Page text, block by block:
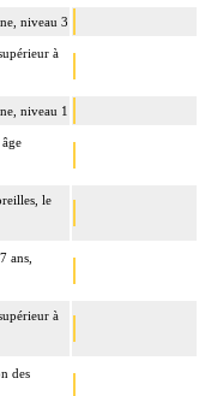
niveau 3
à
niveau 1
le
ans,
à
des